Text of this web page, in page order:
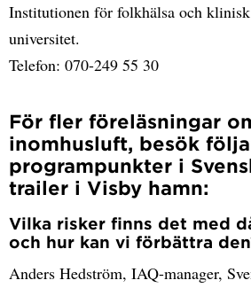
Institutionen för folkhälsa och
universitet.
Telefon: 070-249 55 30
För fler föreläsningar
inomhusluft, besök
programpunkter i
trailer i Visby hamn:
Vilka risker finns det med
och hur kan vi förbättra
Anders Hedström, IAQ-manager,